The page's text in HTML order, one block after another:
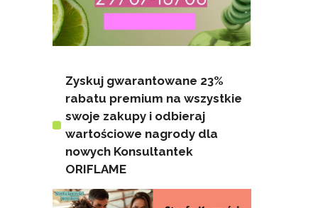
Zyskuj gwarantowane 23%
rabatu premium na wszystkie
swoje zakupy i odbieraj
wartościowe nagrody dla
nowych Konsultantek
ORIFLAME